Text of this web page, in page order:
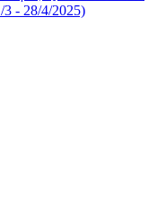
- 28/4/2025)